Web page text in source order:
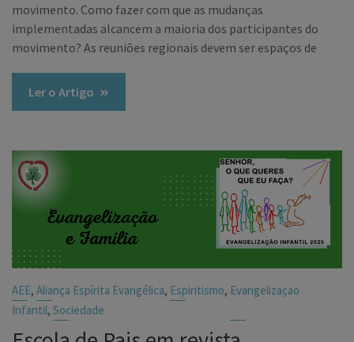
movimento. Como fazer com que as mudanças
implementadas alcancem a maioria dos participantes do
movimento? As reuniões regionais devem ser espaços de
Ler o Artigo
AEE,Aliança Espírita Evangélica, Espiritismo, Evangelizaçao
Infantil,Sociedade